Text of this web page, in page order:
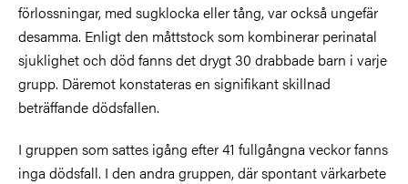
förlossningar, med sugklocka eller tång, var också ungefär
desamma. Enligt den måttstock som kombinerar perinatal
sjuklighet och död fanns det drygt 30 drabbade barn i varje
grupp. Däremot konstateras en signifikant skillnad
beträffande dödsfallen.
I gruppen som sattes igång efter 41 fullgångna veckor fanns
inga dödsfall. I den andra gruppen, där spontant värkarbete